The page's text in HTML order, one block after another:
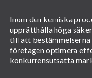
Inom den kemiska
upprätthålla höga
till att bestämmelserna
företagen optimera
konkurrensutsatta